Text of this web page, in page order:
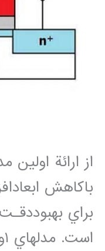
ﺑﺎﻛﺎﻫﺶ
ﺑﺮﺍﻱ